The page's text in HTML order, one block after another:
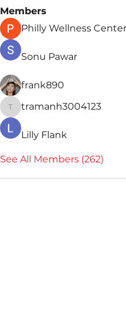
Members
Philly Wellness Center
Sonu Pawar
frank890
tramanh3004123
tramanh3004123
Lilly Flank
See All Members (262)